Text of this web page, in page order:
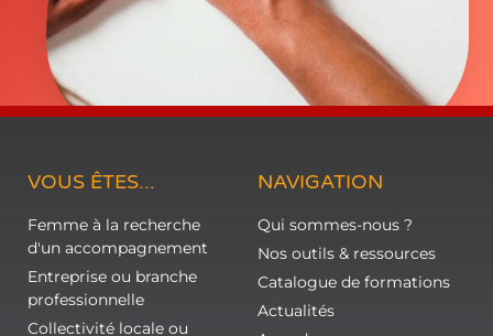
VOUS ÊTES...
Femme à la recherche
d'un accompagnement
Entreprise ou branche
professionnelle
Collectivité locale ou
NAVIGATION
Qui sommes-nous ?
Nos outils & ressources
Catalogue de formations
Actualités